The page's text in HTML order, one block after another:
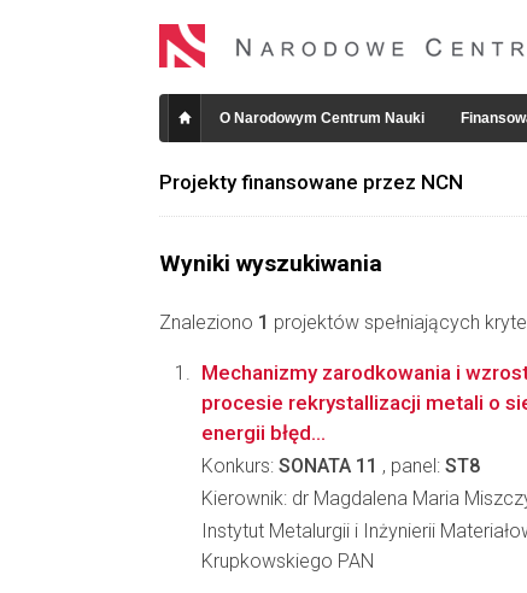
O Narodowym Centrum Nauki
Projekty finansowane przez NCN
Wyniki wyszukiwania
Znaleziono 1 projektów spełniających
Mechanizmy zarodkowania i
procesie rekrystallizacji metali o
energii błęd...
Konkurs: SONATA 11 , panel: ST8
Kierownik: dr Magdalena Maria
Instytut Metalurgii i Inżynierii
Krupkowskiego PAN